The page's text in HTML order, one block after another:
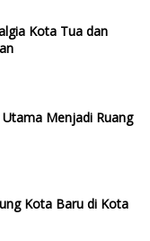
Kota Tua dan
Menjadi Ruang
Kota Baru di Kota